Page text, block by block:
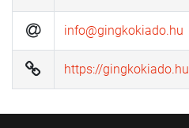
info@gingkokiado.hu
https://gingkokiado.hu